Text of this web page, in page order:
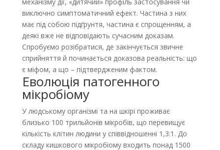
виключно симптоматичний ефект. Частина з них
має під собою підґрунтя, частина є спрощенням, а
деякі вже не відповідають сучасним доказам.
Спробуємо розібратися, де закінчується звичне
сприйняття й починається доказова реальність: що
є міфом, а що – підтвердженим фактом.
Еволюція патогенного
мікробіому
У людському організмі та на шкірі проживає
близько 100 трильйонів мікробів, що перевищує
кількість клітин людини у співвідношенні 1,3:1. До
складу кишкового мікробіому входить понад 1500